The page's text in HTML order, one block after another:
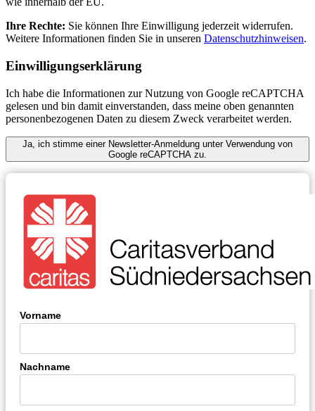
Ihre Rechte: Sie können Ihre Einwilligung jederzeit widerrufen.
Weitere Informationen finden Sie in unseren Datenschutzhinweisen.
Einwilligungserklärung
Ich habe die Informationen zur Nutzung von Google reCAPTCHA
gelesen und bin damit einverstanden, dass meine oben genannten
personenbezogenen Daten zu diesem Zweck verarbeitet werden.
Ja, ich stimme einer Newsletter-Anmeldung unter Verwendung von
Google reCAPTCHA zu.
Vorname
Nachname